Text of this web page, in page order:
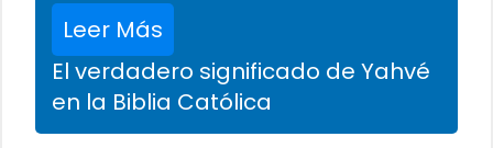
Leer Más
El verdadero significado de Yahvé
en la Biblia Católica